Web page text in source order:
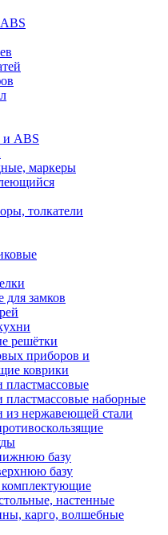
ABS
маркеры
толкатели
замков
решётки
приборов и
коврики
наборные
нержавеющей стали
базу
базу
настенные
карго, волшебные